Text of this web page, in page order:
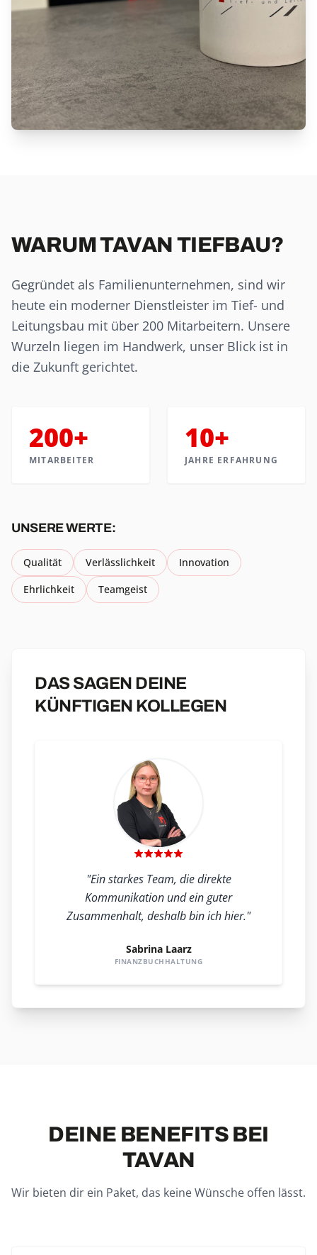
WARUM TAVAN TIEFBAU?
Gegründet als Familienunternehmen, sind wir
heute ein moderner Dienstleister im Tief- und
Leitungsbau mit über 200 Mitarbeitern. Unsere
Wurzeln liegen im Handwerk, unser Blick ist in
die Zukunft gerichtet.
200+
MITARBEITER
10+
JAHRE ERFAHRUNG
UNSERE WERTE:
Qualität Verlässlichkeit
Innovation
Ehrlichkeit
Teamgeist
DAS SAGEN DEINE
KÜNFTIGEN KOLLEGEN
"Ein starkes Team, die direkte
Kommunikation und ein guter
Zusammenhalt, deshalb bin ich hier."
Sabrina Laarz
FINANZBUCHHALTUNG
DEINE BENEFITS BEI
TAVAN
Wir bieten dir ein Paket, das keine Wünsche offen lässt.